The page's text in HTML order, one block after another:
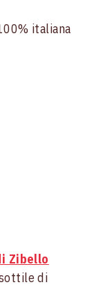
italiana
Zibello
di